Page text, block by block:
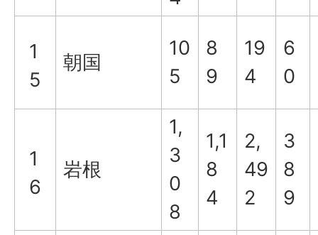
1
5
朝国
10
5
8
9
19
4
6
0
1
6
岩根
1,
3
0
8
1,1
8
4
2,
49
2
3
8
9